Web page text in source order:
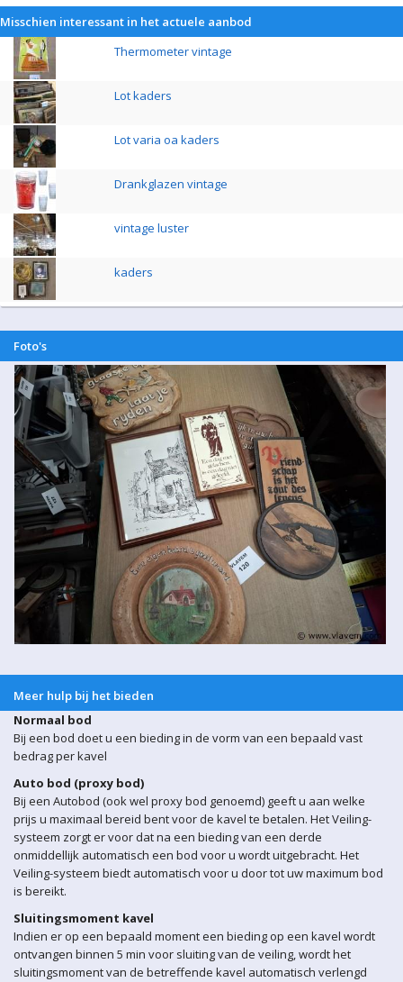
Misschien interessant in het actuele aanbod
Thermometer vintage
Lot kaders
Lot varia oa kaders
Drankglazen vintage
vintage luster
kaders
Foto's
Meer hulp bij het bieden
Normaal bod
Bij een bod doet u een bieding in de vorm van een bepaald vast
bedrag per kavel
Auto bod (proxy bod)
Bij een Autobod (ook wel proxy bod genoemd) geeft u aan welke
prijs u maximaal bereid bent voor de kavel te betalen. Het Veiling-
systeem zorgt er voor dat na een bieding van een derde
onmiddellijk automatisch een bod voor u wordt uitgebracht. Het
Veiling-systeem biedt automatisch voor u door tot uw maximum bod
is bereikt.
Sluitingsmoment kavel
Indien er op een bepaald moment een bieding op een kavel wordt
ontvangen binnen 5 min voor sluiting van de veiling, wordt het
sluitingsmoment van de betreffende kavel automatisch verlengd